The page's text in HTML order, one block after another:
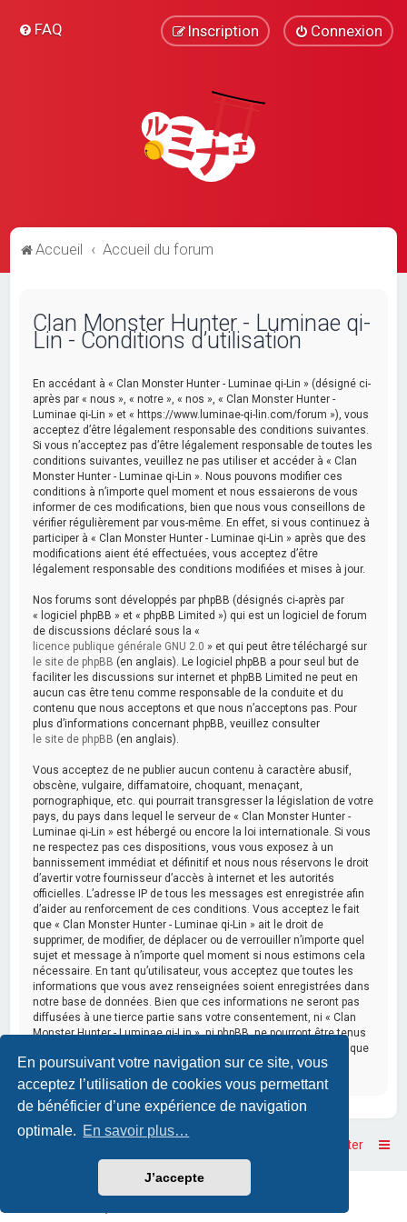
En poursuivant votre navigation sur ce site, vous
acceptez l’utilisation de cookies vous permettant
de bénéficier d’une expérience de navigation
optimale. En savoir plus…
J’accepte
FAQ Connexion
Inscription
Accueil Accueil du forum
Clan Monster Hunter - Luminae qi-
Lin - Conditions d’utilisation
En accédant à « Clan Monster Hunter - Luminae qi-Lin » (désigné ci-
après par « nous », « notre », « nos », « Clan Monster Hunter -
Luminae qi-Lin » et « https://www.luminae-qi-lin.com/forum »), vous
acceptez d’être légalement responsable des conditions suivantes.
Si vous n’acceptez pas d’être légalement responsable de toutes les
conditions suivantes, veuillez ne pas utiliser et accéder à « Clan
Monster Hunter - Luminae qi-Lin ». Nous pouvons modifier ces
conditions à n’importe quel moment et nous essaierons de vous
informer de ces modifications, bien que nous vous conseillons de
vérifier régulièrement par vous-même. En effet, si vous continuez à
participer à « Clan Monster Hunter - Luminae qi-Lin » après que des
modifications aient été effectuées, vous acceptez d’être
légalement responsable des conditions modifiées et mises à jour.
Nos forums sont développés par phpBB (désignés ci-après par
« logiciel phpBB » et « phpBB Limited ») qui est un logiciel de forum
de discussions déclaré sous la «
licence publique générale GNU 2.0 » et qui peut être téléchargé sur
le site de phpBB (en anglais). Le logiciel phpBB a pour seul but de
faciliter les discussions sur internet et phpBB Limited ne peut en
aucun cas être tenu comme responsable de la conduite et du
contenu que nous acceptons et que nous n’acceptons pas. Pour
plus d’informations concernant phpBB, veuillez consulter
le site de phpBB (en anglais).
Vous acceptez de ne publier aucun contenu à caractère abusif,
obscène, vulgaire, diffamatoire, choquant, menaçant,
pornographique, etc. qui pourrait transgresser la législation de votre
pays, du pays dans lequel le serveur de « Clan Monster Hunter -
Luminae qi-Lin » est hébergé ou encore la loi internationale. Si vous
ne respectez pas ces dispositions, vous vous exposez à un
bannissement immédiat et définitif et nous nous réservons le droit
d’avertir votre fournisseur d’accès à internet et les autorités
officielles. L’adresse IP de tous les messages est enregistrée afin
d’aider au renforcement de ces conditions. Vous acceptez le fait
que « Clan Monster Hunter - Luminae qi-Lin » ait le droit de
supprimer, de modifier, de déplacer ou de verrouiller n’importe quel
sujet et message à n’importe quel moment si nous estimons cela
nécessaire. En tant qu’utilisateur, vous acceptez que toutes les
informations que vous avez renseignées soient enregistrées dans
notre base de données. Bien que ces informations ne seront pas
diffusées à une tierce partie sans votre consentement, ni « Clan
Monster Hunter - Luminae qi-Lin », ni phpBB, ne pourront être tenus
comme responsables en cas de tentative de piratage informatique
visant à compromettre vos données.
Nous contacter
phpBB
PlanetStyles